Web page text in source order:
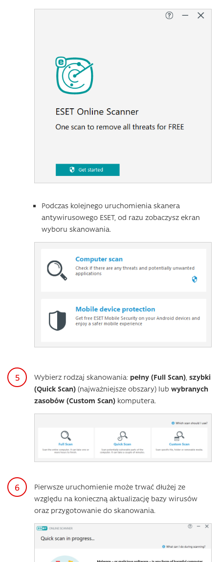
Podczas kolejnego uruchomienia skanera
antywirusowego ESET, od razu zobaczysz ekran
wyboru skanowania.
Wybierz rodzaj skanowania: pełny (Full Scan) szybki
(Quick Scan) (najważniejsze obszary) lub wybranych
zasobów (Custom Scan) komputera.
Pierwsze uruchomienie może trwać dłużej ze
względu na konieczną aktualizację bazy wirusów
oraz przygotowanie do skanowania.